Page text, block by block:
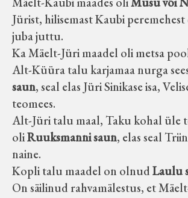
Jürist, hilisemast Kaubi
juba juttu.
Ka Mäelt-Jüri maadel oli metsa
Alt-Küüra talu karjamaa nurga
saun, seal elas Jüri Sinikase isa,
teomees.
Alt-Jüri talu maal, Taku kohal üle
oliRuuksmanni saun, elas seal
naine.
Kopli talu maadel on olnudLaulu
On säilinud rahvamälestus, et